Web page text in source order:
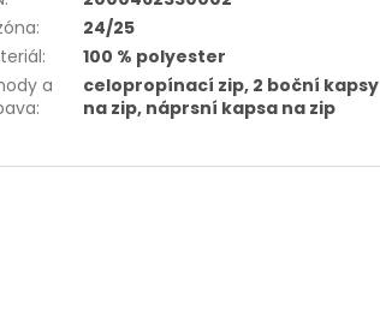
:
24/25
:
100 % polyester
a
:
celopropínací zip, 2 boční kapsy
na zip, náprsní kapsa na zip